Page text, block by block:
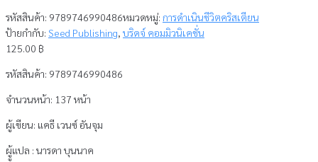
รหัสสินค้า: 9789746990486หมวดหมู่: การดำเนินชีวิตคริสเตียน
ป้ายกำกับ: Seed Publishing, บริดจ์ คอมมิวนิเคชั่น
125.00 ฿
รหัสสินค้า: 9789746990486
จำนวนหน้า: 137 หน้า
ผู้เขียน: แคธี เวนซ์ อันจุม
ผูู้แปล : นารดา บุนนาค